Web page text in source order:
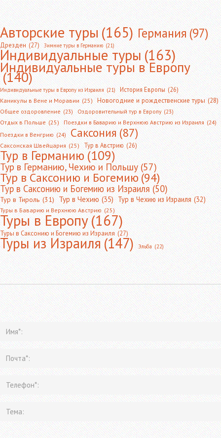
Авторские туры(165) Германия(97)
Дрезден (27) Зимние туры в Германию (21)
Индивидуальные туры(163)
Индивидуальные туры в Европу
(140)
Индивидуальные туры в Европу из Израиля (21) История Европы (26)
Каникулы в Вене и Моравии (25) Новогодние и рождественские туры (28)
Общее оздоровление (23) Оздоровительный тур в Европу (23)
Отдых в Польше (25) Поездки в Баварию и Верхнюю Австрию из Израиля (24)
Поездки в Венгрию (24) Саксония(87)
Саксонская Швейцария (25) Тур в Австрию (26)
Тур в Германию (109)
Тур в Германию, Чехию и Польшу (57)
Тур в Саксонию и Богемию(94)
Тур в Саксонию и Богемию из Израиля (50)
Тур в Тироль (31) Тур в Чехию (35) Тур в Чехию из Израиля (32)
Туры в Баварию и Верхнюю Австрию (25)
Туры в Европу(167)
Туры в Саксонию и Богемию из Израиля (27)
Туры из Израиля(147) Эльба (22)